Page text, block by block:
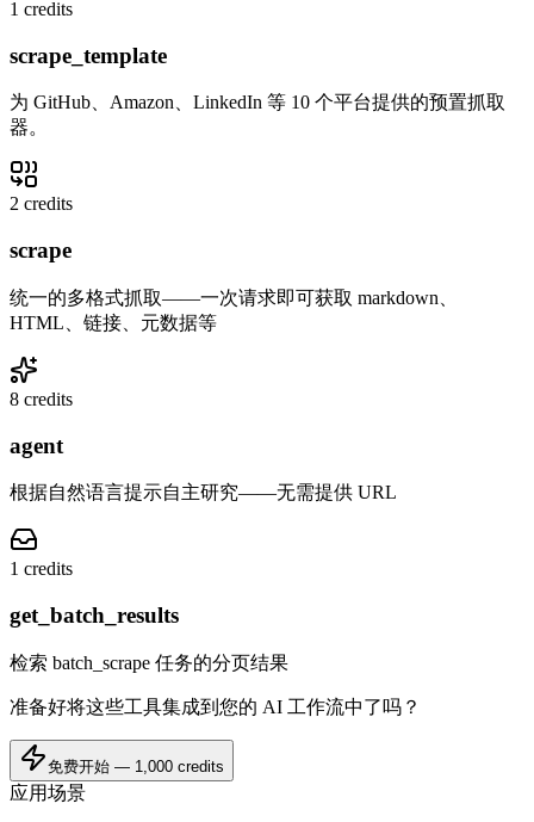
1 credits
scrape_template
为 GitHub、Amazon、LinkedIn 等 10 个平台提供的预置抓取
器。
2 credits
scrape
统一的多格式抓取——一次请求即可获取 markdown、
HTML、链接、元数据等
8 credits
agent
根据自然语言提示自主研究——无需提供 URL
1 credits
get_batch_results
检索 batch_scrape 任务的分页结果
准备好将这些工具集成到您的 AI 工作流中了吗？
免费开始 — 1,000 credits
应用场景